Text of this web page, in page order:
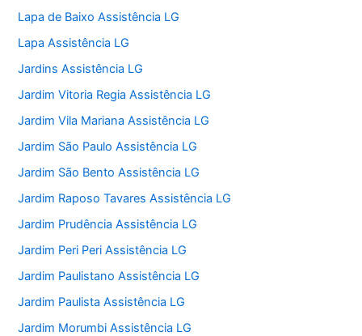
Lapa de Baixo Assistência LG
Lapa Assistência LG
Jardins Assistência LG
Jardim Vitoria Regia Assistência LG
Jardim Vila Mariana Assistência LG
Jardim São Paulo Assistência LG
Jardim São Bento Assistência LG
Jardim Raposo Tavares Assistência LG
Jardim Prudência Assistência LG
Jardim Peri Peri Assistência LG
Jardim Paulistano Assistência LG
Jardim Paulista Assistência LG
Jardim Morumbi Assistência LG